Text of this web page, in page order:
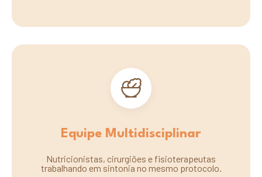
Equipe Multidisciplinar
Nutricionistas, cirurgiões e fisioterapeutas
trabalhando em sintonia no mesmo protocolo.